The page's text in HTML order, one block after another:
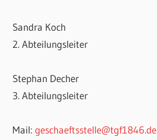
Sandra Koch
2. Abteilungsleiter
Stephan Decher
3. Abteilungsleiter
Mail:geschaeftsstelle@tgf1846.de